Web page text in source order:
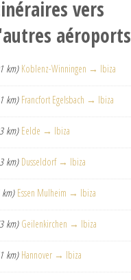
vers
aéroports
km) Koblenz-Winningen → Ibiza
km) Francfort Egelsbach → Ibiza
km) Eelde → Ibiza
km) Dusseldorf → Ibiza
Essen Mulheim → Ibiza
km) Geilenkirchen → Ibiza
km) Hannover → Ibiza